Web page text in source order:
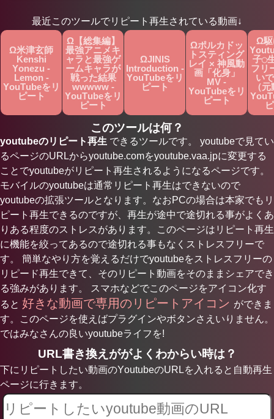
最近このツールでリピート再生されている動画↓
Ω米津玄師
Kenshi
Yonezu -
Lemon -
YouTubeをリ
ピート
Ω【総集編】
最強アニメキ
ャラと最強ゲ
ームキャラが
戦った結果
wwwww -
YouTubeをリ
ピート
ΩJINIS
Introduction -
YouTubeをリ
ピート
Ωポルカドッ
トスティング
レイ × 神風動
画「化身」
MV -
YouTubeをリ
ピート
Ω駆
子◯
フリ
い
（
このツールは何？
youtubeのリピート再生 できるツールです。 youtubeで見てい
るページのURLからyoutube.comをyoutube.vaa.jpに変更する
ことでyoutubeがリピート再生されるようになるページです。
モバイルのyoutubeは通常リピート再生はできないので
youtubeの拡張ツールとなります。なおPCの場合は本家でもリ
ピート再生できるのですが、再生が途中で途切れる事がよくあ
りある程度のストレスがあります。このページはリピート再生
に機能を絞ってあるので途切れる事もなくストレスフリーで
す。 簡単なやり方を覚えるだけでyoutubeをストレスフリーの
リピード再生できて、そのリピート動画をそのままシェアでき
る強みがあります。 スマホなどでこのページをアイコン化す
ると 好きな動画で専用のリピートアイコン ができま
す。このページを使えばプラグインやボタンさえいりません。
ではみなさんの良いyoutubeライフを!
URL書き換えががよくわからい時は？
下にリピートしたい動画のYoutubeのURLを入れると自動再生
ページに行きます。